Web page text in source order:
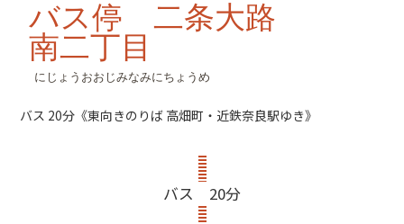
バス停 二条大路
南二丁目
にじょうおおじみなみにちょうめ
バス 20分《東向きのりば 高畑町・近鉄奈良駅ゆき》
バス 20分